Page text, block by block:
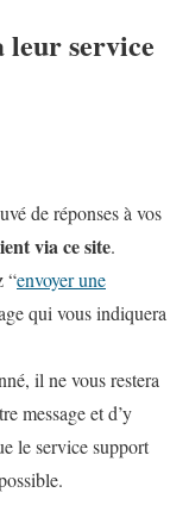
service
de réponses à vos
via ce site.
“envoyer une
qui vous indiquera
il ne vous restera
message et d’y
le service support